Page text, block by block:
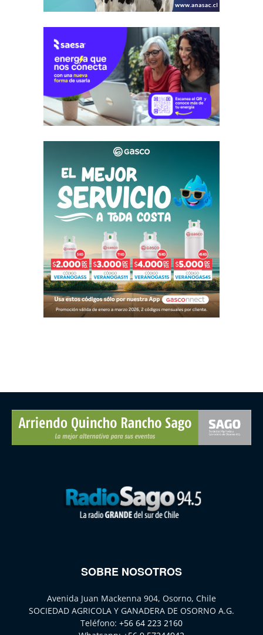
SOBRE NOSOTROS
Avenida Juan Mackenna 904, Osorno, Chile
SOCIEDAD AGRICOLA Y GANADERA DE OSORNO A.G.
Teléfono: +56 64 223 2160